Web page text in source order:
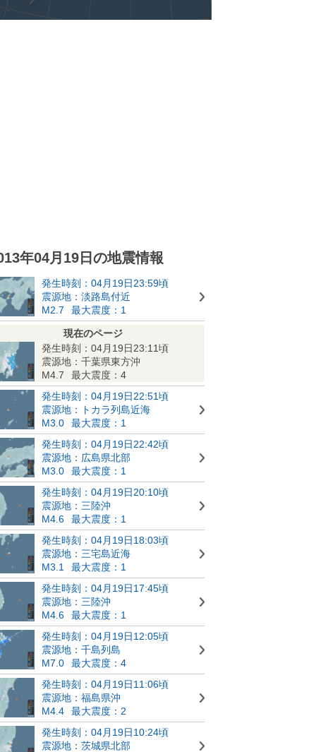
年04月19日の地震情報
発生時刻：04月19日23:59頃
震源地：淡路島付近
M2.7
最大震度：1
現在のページ
発生時刻：04月19日23:11頃
震源地：千葉県東方沖
M4.7
最大震度：4
発生時刻：04月19日22:51頃
震源地：トカラ列島近海
M3.0
最大震度：1
発生時刻：04月19日22:42頃
震源地：広島県北部
M3.0
最大震度：1
発生時刻：04月19日20:10頃
震源地：三陸沖
M4.6
最大震度：1
発生時刻：04月19日18:03頃
震源地：三宅島近海
M3.1
最大震度：1
発生時刻：04月19日17:45頃
震源地：三陸沖
M4.6
最大震度：1
発生時刻：04月19日12:05頃
震源地：千島列島
M7.0
最大震度：4
発生時刻：04月19日11:06頃
震源地：福島県沖
M4.4
最大震度：2
発生時刻：04月19日10:24頃
震源地：茨城県北部